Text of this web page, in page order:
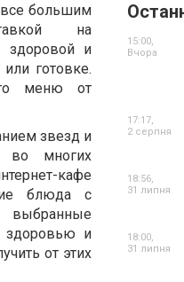
все большим
на
здоровой и
готовке.
меню от
звезд и
во многих
кафе
блюда с
выбранные
здоровью и
от этих
15:00,
Вчора
17:17,
2 серпня
18:56,
31 липня
18:00,
31 липня